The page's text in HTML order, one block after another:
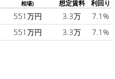
相場)
想定賃料 利回り
551万円 3.3万
7.1%
551万円 3.3万 7.1%